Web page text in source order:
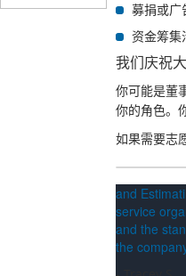
募捐或广
资金筹集
我们庆祝大
你可能是董
你的角色。
如果需要志
and
service
and the
the